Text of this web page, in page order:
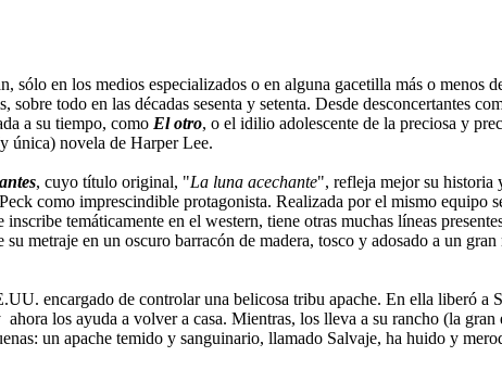
en los medios especializados o en alguna gacetilla más o menos
todo en las décadas sesenta y setenta. Desde desconcertantes
a su tiempo, como El otro, o el idilio adolescente de la preciosa y
única) novela de Harper Lee.
, cuyo título original, "La luna acechante", refleja mejor su historia
como imprescindible protagonista. Realizada por el mismo equipo
temáticamente en el western, tiene otras muchas líneas
metraje en un oscuro barracón de madera, tosco y adosado a un
encargado de controlar una belicosa tribu apache. En ella liberó a
los ayuda a volver a casa. Mientras, los lleva a su rancho (la gran
un apache temido y sanguinario, llamado Salvaje, ha huido y